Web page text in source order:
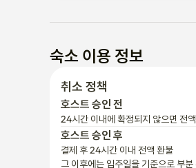
호스트 승인 후
그 이후에는 입주일을 기준으로 부분
구간별 취소정책을 보려면 날짜를 추